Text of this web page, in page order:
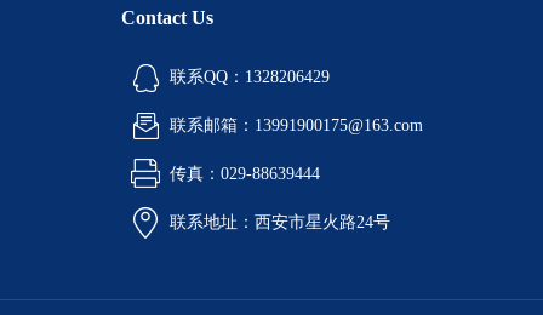
Contact Us
联系QQ：1328206429
联系邮箱：13991900175@163.com
传真：029-88639444
联系地址：西安市星火路24号